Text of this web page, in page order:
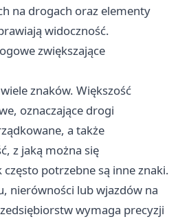
na drogach oraz elementy
widoczność.
zwiększające
znaków. Większość
oznaczające drogi
a także
z jaką można się
często potrzebne są inne znaki.
nierówności lub wjazdów na
wymaga precyzji